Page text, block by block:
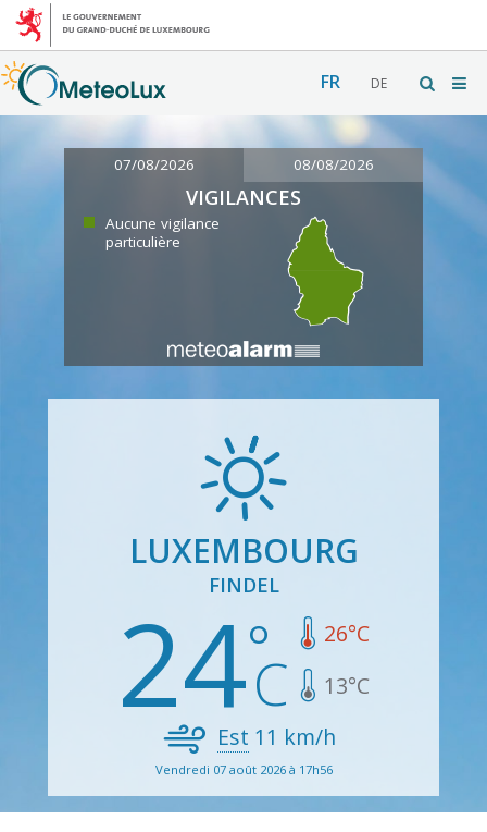
FR DE
07/08/2026 08/08/2026
VIGILANCES
Aucune vigilance
particulière
LUXEMBOURG
FINDEL
24 26°C
13°C
Est 11 km/h
Vendredi 07 août 2026 à 17h56